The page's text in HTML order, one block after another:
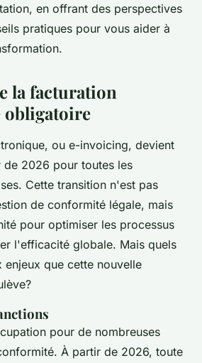
en offrant des perspectives
pratiques pour vous aider à
la facturation
obligatoire
ou e-invoicing, devient
2026 pour toutes les
Cette transition n'est pas
de conformité légale, mais
pour optimiser les processus
l'efficacité globale. Mais quels
enjeux que cette nouvelle
pour de nombreuses
À partir de 2026, toute